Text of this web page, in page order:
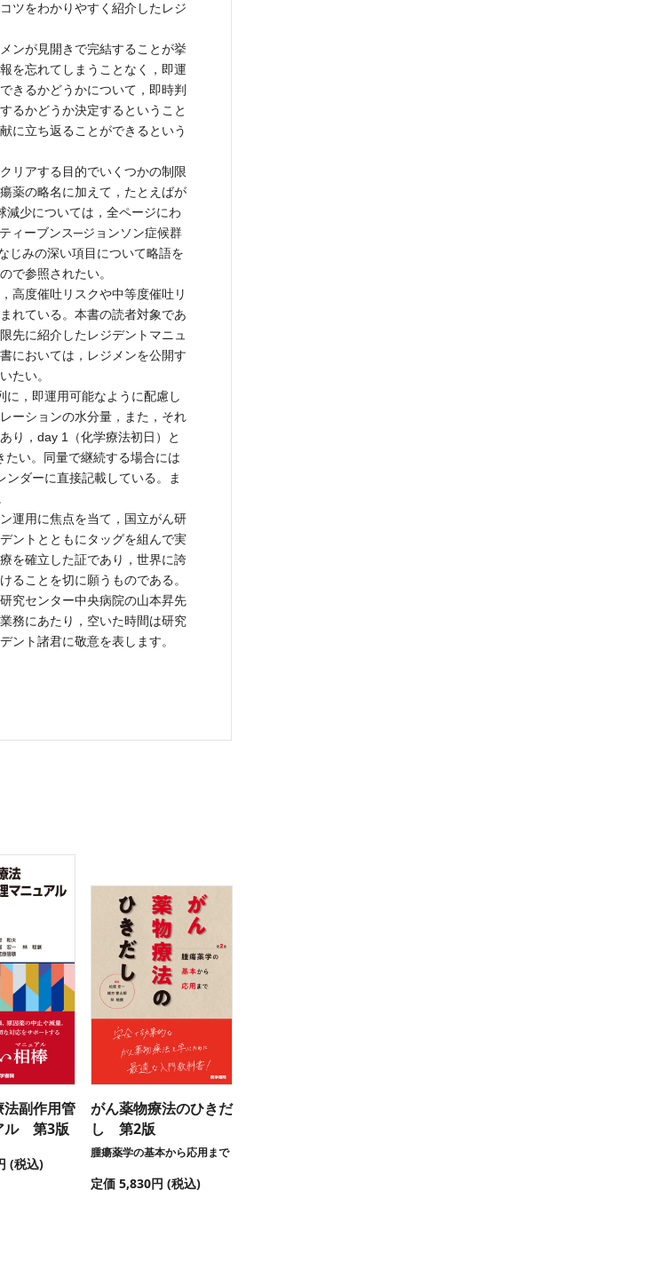
ツをわかりやすく紹介したレジ
ンが見開きで完結することが挙
を忘れてしまうことなく，即運
きるかどうかについて，即時判
るかどうか決定するということ
に立ち返ることができるという
リアする目的でいくつかの制限
薬の略名に加えて，たとえばが
減少については，全ページにわ
ィーブンス─ジョンソン症候群
じみの深い項目について略語を
で参照されたい。
高度催吐リスクや中等度催吐リ
れている。本書の読者対象であ
先に紹介したレジデントマニュ
においては，レジメンを公開す
たい。
，即運用可能なように配慮し
ーションの水分量，また，それ
り，day 1（化学療法初日）と
い。同量で継続する場合には
ダーに直接記載している。ま
運用に焦点を当て，国立がん研
ントとともにタッグを組んで実
を確立した証であり，世界に誇
ることを切に願うものである。
究センター中央病院の山本昇先
務にあたり，空いた時間は研究
ント諸君に敬意を表します。
副作用管
ル 第3版
(税込)
がん薬物療法のひきだ
し 第2版
腫瘍薬学の基本から応用まで
定価 5,830円 (税込)